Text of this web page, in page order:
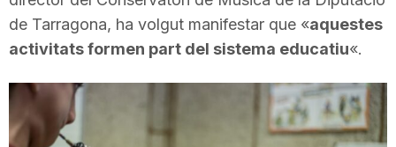
t
de Tarragona, ha volgut manifestar que «aquestes
activitats formen part del sistema educatiu«.